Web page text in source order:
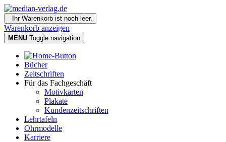
Ihr Warenkorb ist noch leer.
Warenkorb anzeigen
MENU Toggle navigation
Bücher
Zeitschriften
Für das Fachgeschäft
Motivkarten
Plakate
Kundenzeitschriften
Lehrtafeln
Ohrmodelle
Karriere